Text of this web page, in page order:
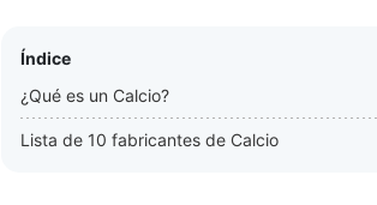
Índice
¿Qué es un Calcio?
Lista de 10 fabricantes de Calcio